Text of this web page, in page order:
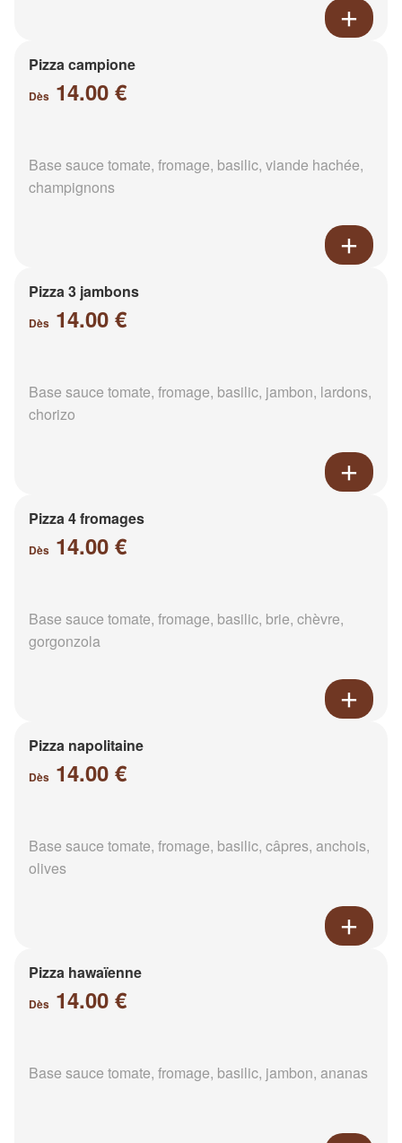
Pizza campione
Dès 14.00 €
Base sauce tomate, fromage, basilic, viande hachée,
champignons
Pizza 3 jambons
Dès 14.00 €
Base sauce tomate, fromage, basilic, jambon, lardons,
chorizo
Pizza 4 fromages
Dès 14.00 €
Base sauce tomate, fromage, basilic, brie, chèvre,
gorgonzola
Pizza napolitaine
Dès 14.00 €
Base sauce tomate, fromage, basilic, câpres, anchois,
olives
Pizza hawaïenne
Dès 14.00 €
Base sauce tomate, fromage, basilic, jambon, ananas